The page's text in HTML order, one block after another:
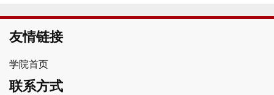
友情链接
学院首页
联系方式